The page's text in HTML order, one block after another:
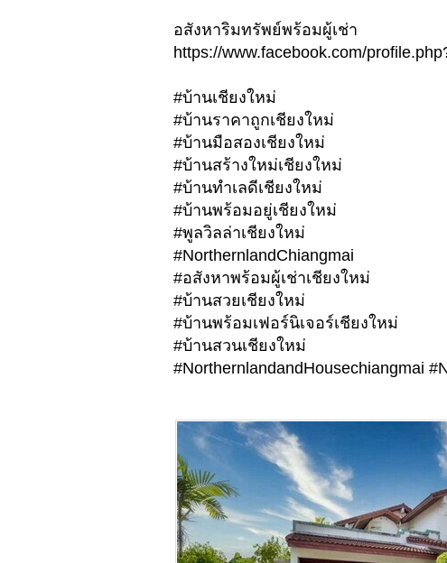
อสังหาริมทรัพย์พร้อมผู้เช่า
https://www.facebook.com/
#บ้านเชียงใหม่
#บ้านราคาถูกเชียงใหม่
#บ้านมือสองเชียงใหม่
#บ้านสร้างใหม่เชียงใหม่
#บ้านทำเลดีเชียงใหม่
#บ้านพร้อมอยู่เชียงใหม่
#พูลวิลล่าเชียงใหม่
#NorthernlandChiangmai
#อสังหาพร้อมผู้เช่าเชียงใหม่
#บ้านสวยเชียงใหม่
#บ้านพร้อมเฟอร์นิเจอร์เชียงใหม่
#บ้านสวนเชียงใหม่
#NorthernlandandHousechiangmai